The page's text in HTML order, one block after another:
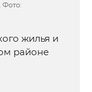
Фото:
жилья и
районе